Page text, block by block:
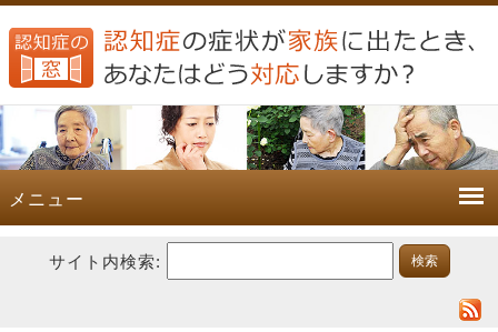
メニュー
サイト内検索: